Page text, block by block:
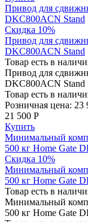
Привод для
DKC800ACN Stand
Скидка 10%
Привод для
DKC800ACN Stand
Товар есть в
Привод для
DKC800ACN Stand
Товар есть в
Розничная цена: 23
21 500 Р
Купить
Минимальный
500 кг Home Gate
Скидка 10%
Минимальный
500 кг Home Gate
Товар есть в
Минимальный
500 кг Home Gate